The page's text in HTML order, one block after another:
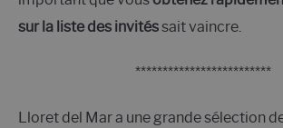
sur la liste des invitéssait vaincre.
*************************
Lloret del Mar a une grande sélection